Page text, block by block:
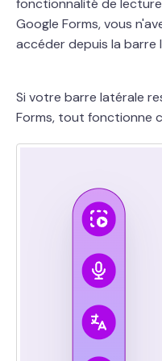
fonctionnalité de
Google Forms, vous
accéder depuis la barre
Si votre barre latérale
Forms, tout fonctionne